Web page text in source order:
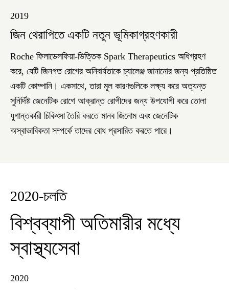
2019
জিন থেরাপিতে একটি নতুন ভূমিকাগ্রহণকারী
Roche ফিলাডেলফিয়া-ভিত্তিক Spark Therapeutics অধিগ্রহণ
করে, যেটি জিনগত রোগের অনিবার্যতাকে চ্যালেঞ্জ জানানোর জন্য প্রতিষ্ঠিত
একটি কোম্পানি। একসাথে, তারা মূল কারণগুলিকে লক্ষ্য করে অত্যন্ত
সুনির্দিষ্ট জেনেটিক রোগে আক্রান্ত রোগীদের জন্য উপযোগী করে তোলা
যুগান্তকারী চিকিৎসা তৈরি করতে মানব জিনোম এবং জেনেটিক
অস্বাভাবিকতা সম্পর্কে তাদের বোধ প্রসারিত করতে পারে।
2020-চলতি
বিশ্বব্যাপী অতিমারীর মধ্যে
স্বাস্থ্যসেবা
2020